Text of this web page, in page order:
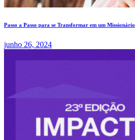
Passo a Passo para se Transformar em um Missionário
junho 26, 2024